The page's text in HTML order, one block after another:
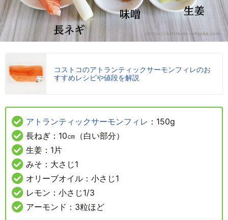
コストコのアトランティックサーモンフィレのお
すすめレシピや値段を解説
アトランティックサーモンフィレ ：150g
長ねぎ：10㎝（白い部分）
生姜：1片
みそ：大さじ1
オリーブオイル：小さじ1
レモン：小さじ1/3
アーモンド：3粒ほど